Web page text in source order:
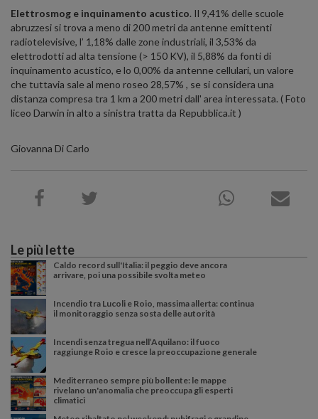
Elettrosmog e inquinamento acustico. Il 9,41% delle scuole
abruzzesi si trova a meno di 200 metri da antenne emittenti
radiotelevisive, l’ 1,18% dalle zone industriali, il 3,53% da
elettrodotti ad alta tensione (> 150 KV), il 5,88% da fonti di
inquinamento acustico, e lo 0,00% da antenne cellulari, un valore
che tuttavia sale al meno roseo 28,57% , se si considera una
distanza compresa tra 1 km a 200 metri dall' area interessata. ( Foto
liceo Darwin in alto a sinistra tratta da Repubblica.it )
Giovanna Di Carlo
Le più lette
Caldo record sull'Italia: il peggio deve ancora
arrivare, poi una possibile svolta meteo
Incendio tra Lucoli e Roio, massima allerta: continua
il monitoraggio senza sosta delle autorità
Incendi senza tregua nell’Aquilano: il fuoco
raggiunge Roio e cresce la preoccupazione generale
Mediterraneo sempre più bollente: le mappe
rivelano un'anomalia che preoccupa gli esperti
climatici